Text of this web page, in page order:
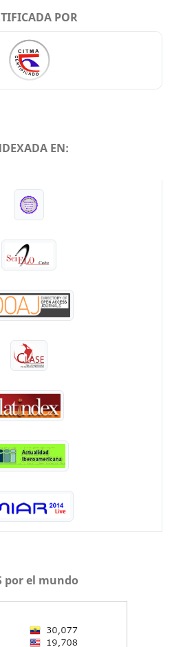
POR
EN:
por el mundo